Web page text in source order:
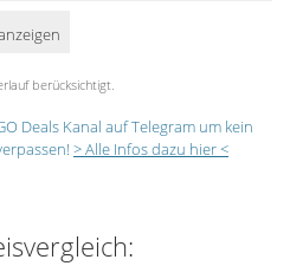
berücksichtigt.
Deals Kanal auf Telegram um kein
> Alle Infos dazu hier <